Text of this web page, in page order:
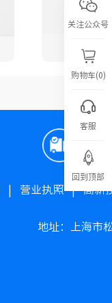
营业执照|高新
地址：上海市
关注公众号
购物车(0)
客服
回到顶部